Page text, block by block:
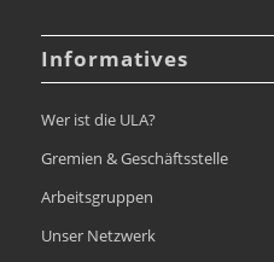
Informatives
Wer ist die ULA?
Gremien & Geschäftsstelle
Arbeitsgruppen
Unser Netzwerk